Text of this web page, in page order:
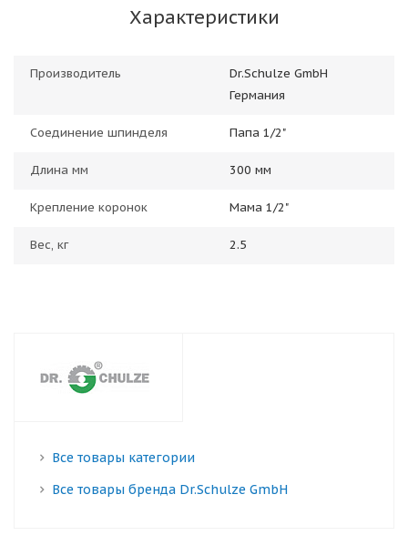
Характеристики
Производитель
Dr.Schulze GmbH
Германия
Соединение шпинделя Папа 1/2"
Длина мм 300 мм
Крепление коронок Мама 1/2"
Вес, кг 2.5
Все товары категории
Все товары бренда Dr.Schulze GmbH